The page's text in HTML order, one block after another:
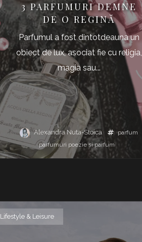
3 PARFUMURI DEMNE
DE O REGINĂ
Parfumul a fost dintotdeauna un
obiect de lux, asociat fie cu religia,
magia sau...
Alexandra Nuta-Stoica
parfum
parfumuri poezie și parfum
Lifestyle & Leisure